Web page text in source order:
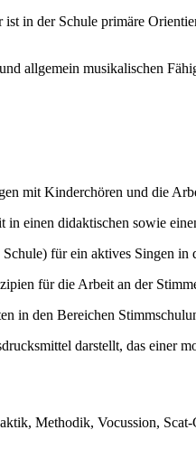
in der Schule primäre
allgemein musikalischen
mit Kinderchören und die
einen didaktischen sowie
für ein aktives Singen in
für die Arbeit an der
in den Bereichen
darstellt, das einer
Methodik, Vocussion,